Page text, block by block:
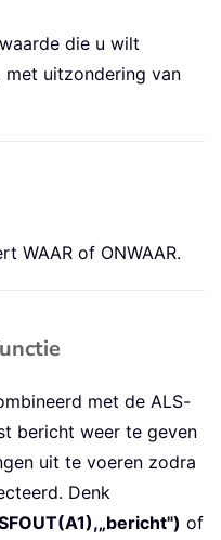
die u wilt
uitzondering van
WAAR of ONWAAR.
met de ALS-
bericht weer te geven
uit te voeren zodra
Denk
of